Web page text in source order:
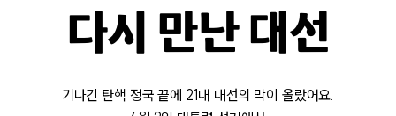
다시 만난 대선
기나긴 탄핵 정국 끝에 21대 대선의 막이 올랐어요.